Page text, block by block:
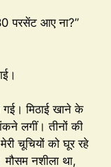
परसेंट आए ना?”
मिठाई खाने के
लगीं। तीनों की
चूचियों को घूर रहे
नशीला था,